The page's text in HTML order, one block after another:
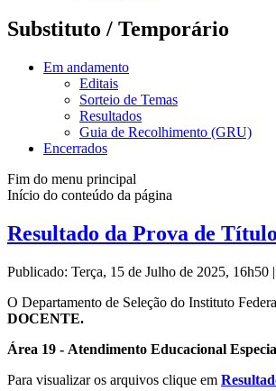
Substituto / Temporário
Em andamento
Editais
Sorteio de Temas
Resultados
Guia de Recolhimento (GRU)
Encerrados
Fim do menu principal
Início do conteúdo da página
Resultado da Prova de
Publicado: Terça, 15 de Julho de 2025, 16h50 |
O Departamento de Seleção do Instituto
DOCENTE.
Área 19 - Atendimento Educacional
Para visualizar os arquivos clique em